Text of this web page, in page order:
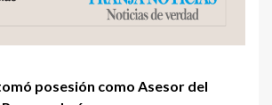
posesión como Asesor del